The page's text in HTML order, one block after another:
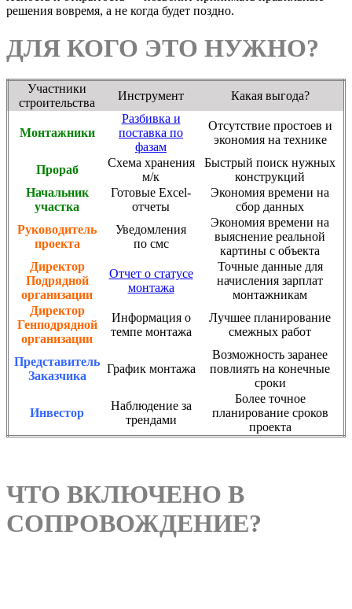
решения вовремя, а не когда будет поздно.
ДЛЯ КОГО ЭТО НУЖНО?
Участники
строительства
Инструмент Какая выгода?
Монтажники
Разбивка и
поставка по
фазам
Отсутствие простоев и
экономия на технике
Прораб
Схема хранения
м/к
Быстрый поиск нужных
конструкций
Начальник
участка
Готовые Excel-
отчеты
Экономия времени на
сбор данных
Руководитель
проекта
Уведомления
по смс
Экономия времени на
выяснение реальной
картины с объекта
Директор
Подрядной
организации
Отчет о статусе
монтажа
Точные данные для
начисления зарплат
монтажникам
Директор
Генподрядной
организации
Информация о
темпе монтажа
Лучшее планирование
смежных работ
Представитель
Заказчика
График монтажа
Возможность заранее
повлиять на конечные
сроки
Инвестор
Наблюдение за
трендами
Более точное
планирование сроков
проекта
ЧТО ВКЛЮЧЕНО В
СОПРОВОЖДЕНИЕ?